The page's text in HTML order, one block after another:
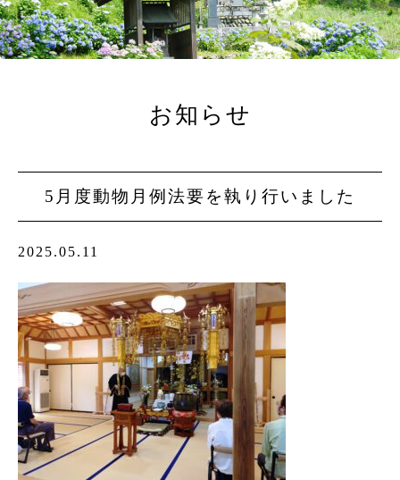
お知らせ
5月度動物月例法要を執り行いました
2025.05.11